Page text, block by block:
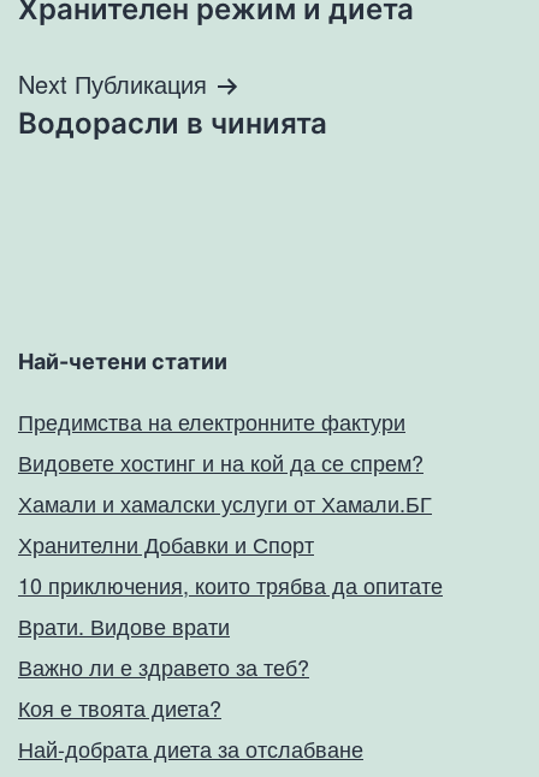
Хранителен режим и диета
Next Публикация
Водорасли в чинията
Най-четени статии
Предимства на електронните фактури
Видовете хостинг и на кой да се спрем?
Хамали и хамалски услуги от Хамали.БГ
Хранителни Добавки и Спорт
10 приключения, които трябва да опитате
Врати. Видове врати
Важно ли е здравето за теб?
Коя е твоята диета?
Най-добрата диета за отслабване